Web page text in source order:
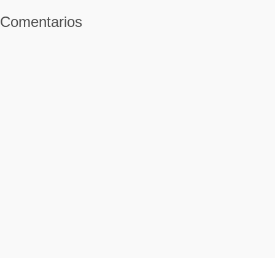
Comentarios